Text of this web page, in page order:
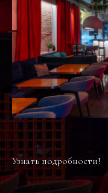
Узнать подробности!
Площадь